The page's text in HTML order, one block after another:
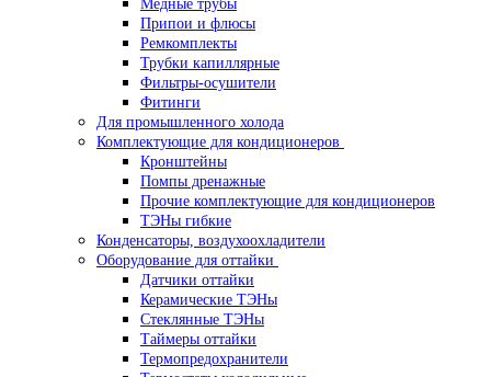
Медные трубы
Припои и флюсы
Ремкомплекты
Трубки капиллярные
Фильтры-осушители
Фитинги
Для промышленного холода
Комплектующие для кондиционеров
Кронштейны
Помпы дренажные
Прочие комплектующие для кондиционеров
ТЭНы гибкие
Конденсаторы, воздухоохладители
Оборудование для оттайки
Датчики оттайки
Керамические ТЭНы
Стеклянные ТЭНы
Таймеры оттайки
Термопредохранители